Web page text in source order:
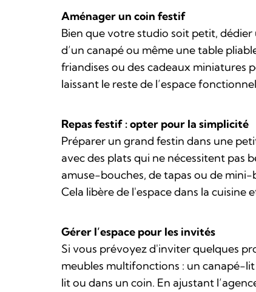
Aménager un coin festif
Bien que votre studio soit petit,
d’un canapé ou même une table
friandises ou des cadeaux miniatures
laissant le reste de l’espace
Repas festif : opter pour la simplicité
Préparer un grand festin dans une
avec des plats qui ne nécessitent pas
amuse-bouches, de tapas ou de
Cela libère de l'espace dans la cuisine
Gérer l’espace pour les invités
Si vous prévoyez d'inviter quelques
meubles multifonctions : un canapé-
lit ou dans un coin. En ajustant